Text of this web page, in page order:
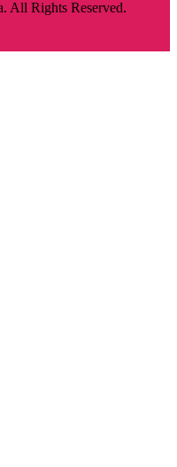
All Rights Reserved.